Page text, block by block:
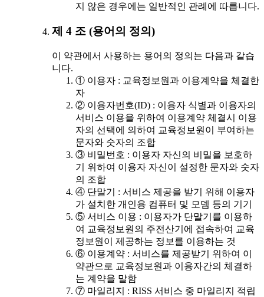
지 않은 경우에는 일반적인 관례에 따릅니다.
제 4 조 (용어의 정의)
이 약관에서 사용하는 용어의 정의는 다음과 같습
니다.
① 이용자 : 교육정보원과 이용계약을 체결한
자
② 이용자번호(ID) : 이용자 식별과 이용자의
서비스 이용을 위하여 이용계약 체결시 이용
자의 선택에 의하여 교육정보원이 부여하는
문자와 숫자의 조합
③ 비밀번호 : 이용자 자신의 비밀을 보호하
기 위하여 이용자 자신이 설정한 문자와 숫자
의 조합
④ 단말기 : 서비스 제공을 받기 위해 이용자
가 설치한 개인용 컴퓨터 및 모뎀 등의 기기
⑤ 서비스 이용 : 이용자가 단말기를 이용하
여 교육정보원의 주전산기에 접속하여 교육
정보원이 제공하는 정보를 이용하는 것
⑥ 이용계약 : 서비스를 제공받기 위하여 이
약관으로 교육정보원과 이용자간의 체결하
는 계약을 말함
⑦ 마일리지 : RISS 서비스 중 마일리지 적립